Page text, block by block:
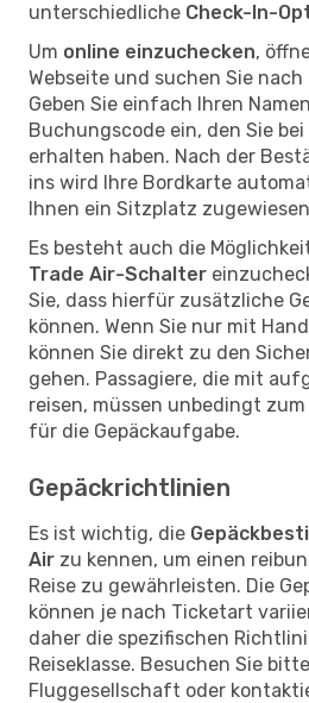
unterschiedliche Check-In-
Um online einzuchecken,
Webseite und suchen Sie nach
Geben Sie einfach Ihren
Buchungscode ein, den Sie
erhalten haben. Nach der
ins wird Ihre Bordkarte
Ihnen ein Sitzplatz
Es besteht auch die
Trade Air-Schalter
Sie, dass hierfür zusätzliche
können. Wenn Sie nur mit
können Sie direkt zu den
gehen. Passagiere, die mit
reisen, müssen unbedingt
für die Gepäckaufgabe.
Gepäckrichtlinien
Es ist wichtig, die
Air zu kennen, um einen
Reise zu gewährleisten. Die
können je nach Ticketart
daher die spezifischen
Reiseklasse. Besuchen Sie
Fluggesellschaft oder